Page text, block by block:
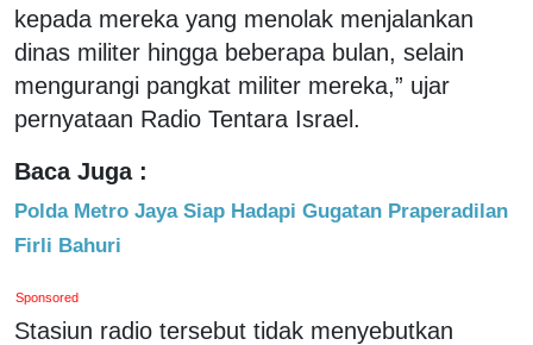
kepada mereka yang menolak menjalankan
dinas militer hingga beberapa bulan, selain
mengurangi pangkat militer mereka,” ujar
pernyataan Radio Tentara Israel.
Baca Juga :
Polda Metro Jaya Siap Hadapi Gugatan Praperadilan
Firli Bahuri
Sponsored
Stasiun radio tersebut tidak menyebutkan